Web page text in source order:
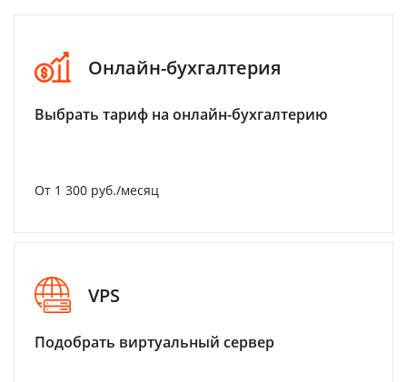
Онлайн-бухгалтерия
Выбрать тариф на онлайн-бухгалтерию
От 1 300 руб./месяц
VPS
Подобрать виртуальный сервер